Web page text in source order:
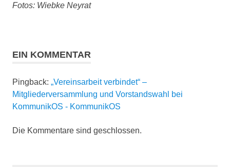
Fotos: Wiebke Neyrat
Media
Workshop
EIN KOMMENTAR
Pingback: „Vereinsarbeit verbindet“ –
Mitgliederversammlung und Vorstandswahl bei
KommunikOS - KommunikOS
Die Kommentare sind geschlossen.